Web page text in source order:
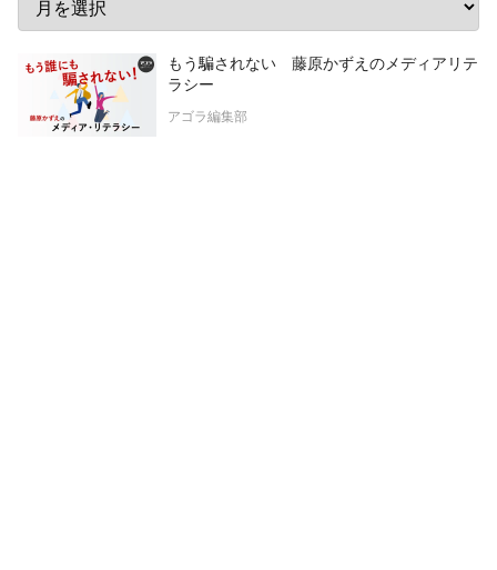
もう騙されない 藤原かずえのメディアリテ
ラシー
アゴラ編集部